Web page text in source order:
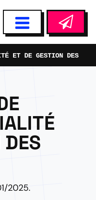
ET DE GESTION DES
2025.